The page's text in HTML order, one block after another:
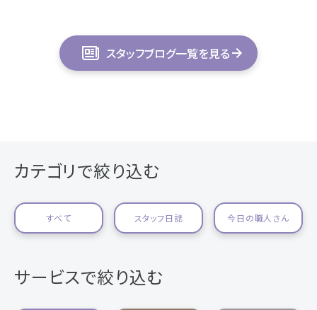
スタッフブログ一覧を見る
カテゴリで絞り込む
すべて スタッフ日誌 今日の職人さん
サービスで絞り込む